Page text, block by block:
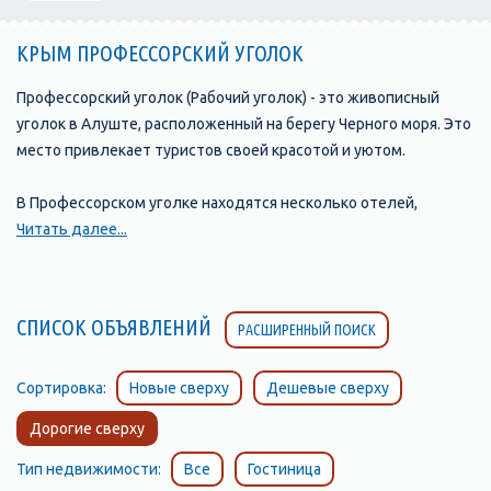
КРЫМ ПРОФЕССОРСКИЙ УГОЛОК
Профессорский уголок (Рабочий уголок) - это живописный
уголок в Алуште, расположенный на берегу Черного моря. Это
место привлекает туристов своей красотой и уютом.
В Профессорском уголке находятся несколько отелей,
предлагающих комфортное размещение и хорошие условия
номера различных категорий, а также открытый бассейн, зона
отдыха и бесплатная парковка.
Еще один популярный отель в Профессорском уголке -
"Райский уголок", который находится в непосредственной
близости от пляжа. Отель предлагает гостям номера с видом
на море и собственным балконом или террасой, а также
Читать далее...
СПИСОК ОБЪЯВЛЕНИЙ РАСШИРЕННЫЙ ПОИСК
Сортировка: Новые сверху Дешевые сверху
Дорогие сверху
Тип недвижимости: Все Гостиница